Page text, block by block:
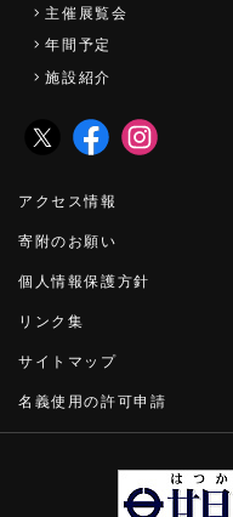
主催展覧会
年間予定
施設紹介
アクセス情報
寄附のお願い
個人情報保護方針
リンク集
サイトマップ
名義使用の許可申請